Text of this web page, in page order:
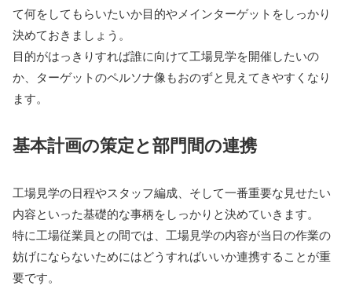
て何をしてもらいたいか目的やメインターゲットをしっかり
決めておきましょう。
目的がはっきりすれば誰に向けて工場見学を開催したいの
か、ターゲットのペルソナ像もおのずと見えてきやすくなり
ます。
基本計画の策定と部門間の連携
工場見学の日程やスタッフ編成、そして一番重要な見せたい
内容といった基礎的な事柄をしっかりと決めていきます。
特に工場従業員との間では、工場見学の内容が当日の作業の
妨げにならないためにはどうすればいいか連携することが重
要です。